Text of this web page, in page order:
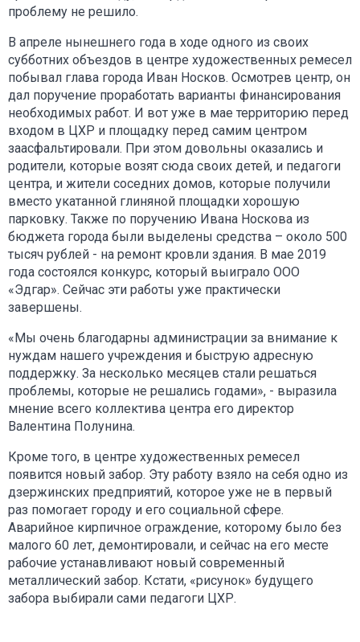
проблему не решило.
В апреле нынешнего года в ходе одного из своих
субботних объездов в центре художественных ремесел
побывал глава города Иван Носков. Осмотрев центр, он
дал поручение проработать варианты финансирования
необходимых работ. И вот уже в мае территорию перед
входом в ЦХР и площадку перед самим центром
заасфальтировали. При этом довольны оказались и
родители, которые возят сюда своих детей, и педагоги
центра, и жители соседних домов, которые получили
вместо укатанной глиняной площадки хорошую
парковку. Также по поручению Ивана Носкова из
бюджета города были выделены средства – около 500
тысяч рублей - на ремонт кровли здания. В мае 2019
года состоялся конкурс, который выиграло ООО
«Эдгар». Сейчас эти работы уже практически
завершены.
«Мы очень благодарны администрации за внимание к
нуждам нашего учреждения и быструю адресную
поддержку. За несколько месяцев стали решаться
проблемы, которые не решались годами», - выразила
мнение всего коллектива центра его директор
Валентина Полунина.
Кроме того, в центре художественных ремесел
появится новый забор. Эту работу взяло на себя одно из
дзержинских предприятий, которое уже не в первый
раз помогает городу и его социальной сфере.
Аварийное кирпичное ограждение, которому было без
малого 60 лет, демонтировали, и сейчас на его месте
рабочие устанавливают новый современный
металлический забор. Кстати, «рисунок» будущего
забора выбирали сами педагоги ЦХР.